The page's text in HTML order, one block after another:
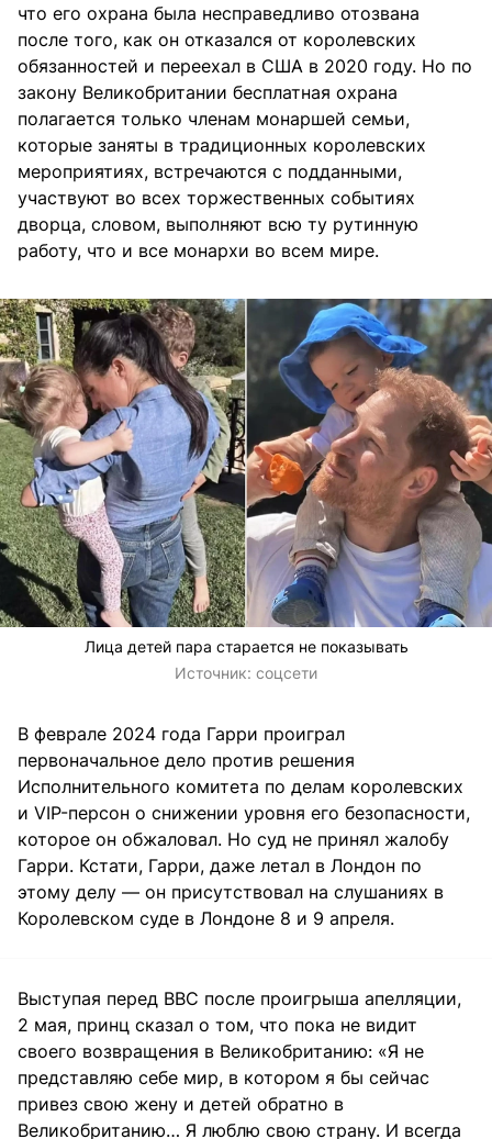
что его охрана была несправедливо отозвана
после того, как он отказался от королевских
обязанностей и переехал в США в 2020 году. Но по
закону Великобритании бесплатная охрана
полагается только членам монаршей семьи,
которые заняты в традиционных королевских
мероприятиях, встречаются с подданными,
участвуют во всех торжественных событиях
дворца, словом, выполняют всю ту рутинную
работу, что и все монархи во всем мире.
Лица детей пара старается не показывать
Источник: соцсети
В феврале 2024 года Гарри проиграл
первоначальное дело против решения
Исполнительного комитета по делам королевских
и VIP-персон о снижении уровня его безопасности,
которое он обжаловал. Но суд не принял жалобу
Гарри. Кстати, Гарри, даже летал в Лондон по
этому делу — он присутствовал на слушаниях в
Королевском суде в Лондоне 8 и 9 апреля.
Выступая перед BBC после проигрыша апелляции,
2 мая, принц сказал о том, что пока не видит
своего возвращения в Великобританию: «Я не
представляю себе мир, в котором я бы сейчас
привез свою жену и детей обратно в
Великобританию… Я люблю свою страну. И всегда